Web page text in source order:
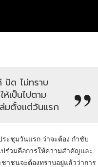
ปัด ไม่ทราบ
เป็นไปตาม
มตั้งแต่วันแรก
ะชุมวันแรก ว่าจะต้อง กำชับ
ร่วมคือการให้ความสำคัญและ
าชนจะต้องทราบอยู่แล้วว่าการ